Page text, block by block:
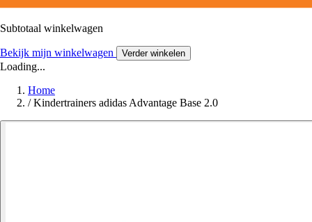
Subtotaal winkelwagen
Bekijk mijn winkelwagen Verder winkelen
Loading...
Home
/ Kindertrainers adidas Advantage Base 2.0